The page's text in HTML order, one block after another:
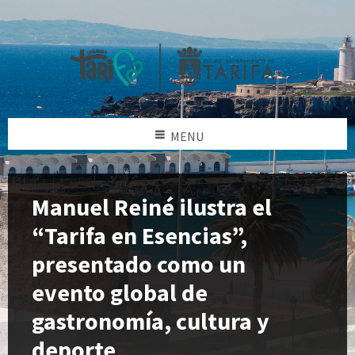
MENU
Manuel Reiné ilustra el
“Tarifa en Esencias”,
presentado como un
evento global de
gastronomía, cultura y